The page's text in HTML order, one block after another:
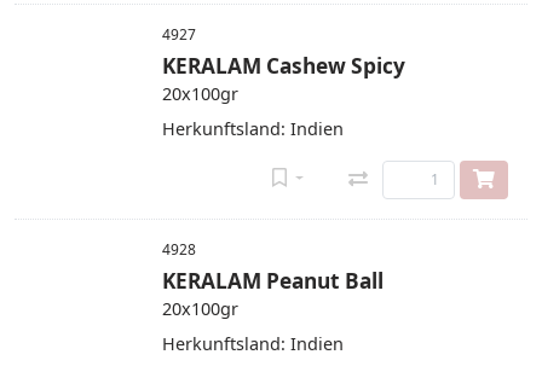
4927
KERALAM Cashew Spicy
20x100gr
Herkunftsland: Indien
4928
KERALAM Peanut Ball
20x100gr
Herkunftsland: Indien